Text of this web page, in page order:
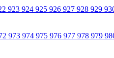
923 924 925 926 927 928 929
973 974 975 976 977 978 979